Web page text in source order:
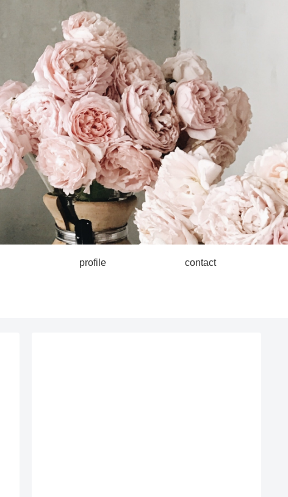
profile contact